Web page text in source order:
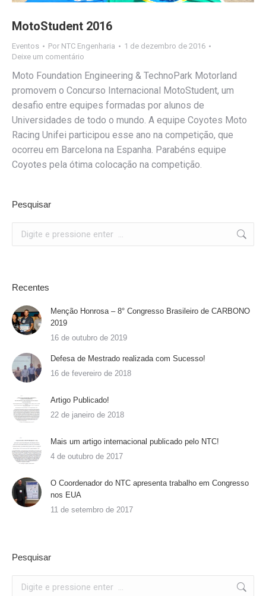
MotoStudent 2016
Eventos Por NTC Engenharia
1 de dezembro de 2016
Deixe um comentário
Moto Foundation Engineering & TechnoPark Motorland
promovem o Concurso Internacional MotoStudent, um
desafio entre equipes formadas por alunos de
Universidades de todo o mundo. A equipe Coyotes Moto
Racing Unifei participou esse ano na competição, que
ocorreu em Barcelona na Espanha. Parabéns equipe
Coyotes pela ótima colocação na competição.
Pesquisar
Recentes
Menção Honrosa – 8° Congresso Brasileiro de CARBONO
2019
16 de outubro de 2019
Defesa de Mestrado realizada com Sucesso!
16 de fevereiro de 2018
Artigo Publicado!
22 de janeiro de 2018
Mais um artigo internacional publicado pelo NTC!
4 de outubro de 2017
O Coordenador do NTC apresenta trabalho em Congresso
nos EUA
11 de setembro de 2017
Pesquisar